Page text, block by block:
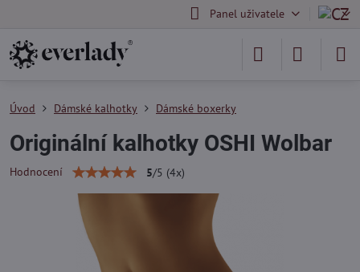
Panel uživatele
Úvod Dámské kalhotky Dámské boxerky
Originální kalhotky OSHI Wolbar
Hodnocení 5/5 (4x)